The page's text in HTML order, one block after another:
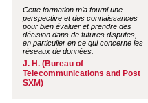
Cette formation m’a fourni une
perspective et des connaissances
pour bien évaluer et prendre des
décision dans de futures disputes,
en particulier en ce qui concerne les
réseaux de données.
J. H. (Bureau of
Telecommunications and Post
SXM)